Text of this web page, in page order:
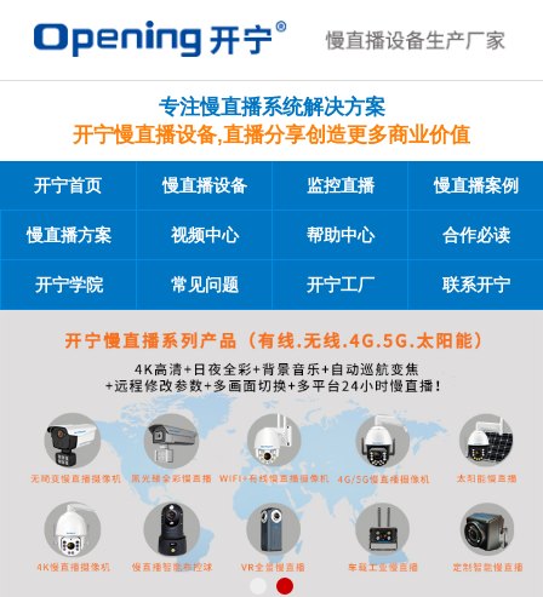
专注慢直播系统解决方案
开宁慢直播设备,直播分享创造更多商业价值
开宁首页 慢直播设备 监控直播 慢直播案例
慢直播方案 视频中心 帮助中心 合作必读
开宁学院 常见问题 开宁工厂 联系开宁